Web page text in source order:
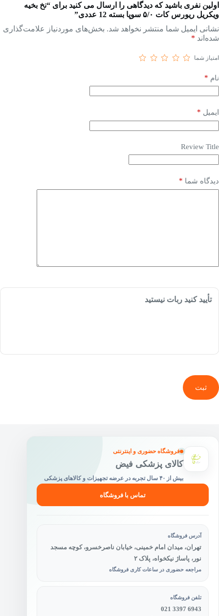
اولین نفری باشید که دیدگاهی را ارسال می کنید برای “نخ بخیه
ویکریل ریورس کات ۵/۰ سوپا بسته 12 عددی”
نشانی ایمیل شما منتشر نخواهد شد. بخش‌های موردنیاز علامت‌گذاری
شده‌اند *
امتیاز شما
نام *
ایمیل *
Review Title
دیدگاه شما *
تأیید کنید ربات نیستید
ثبت
فروشگاه حضوری و اینترنتی
کالای پزشکی فیض
بیش از ۴۰ سال تجربه در عرضه تجهیزات و کالاهای پزشکی
تماس با فروشگاه
آدرس فروشگاه
تهران، میدان امام خمینی، خیابان ناصرخسرو، کوچه مسجد
نور، پاساژ نیکخواه، پلاک ۲
مراجعه حضوری در ساعات کاری فروشگاه
تلفن فروشگاه
021 3397 6943